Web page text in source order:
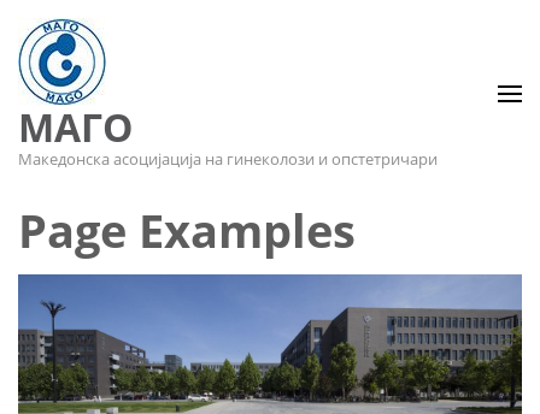
МАГО
Македонска асоцијација на гинеколози и опстетричари
Page Examples